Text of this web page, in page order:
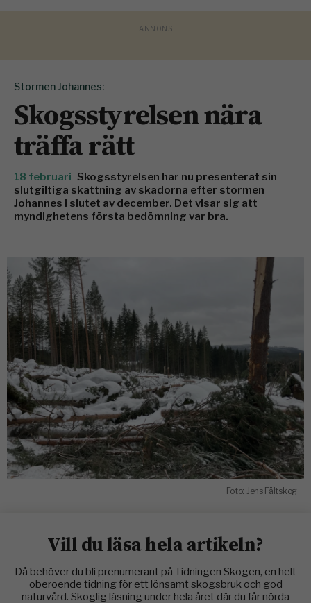
Stormen Johannes:
Skogsstyrelsen nära
träffa rätt
18 februari Skogsstyrelsen har nu presenterat sin
slutgiltiga skattning av skadorna efter stormen
Johannes i slutet av december. Det visar sig att
myndighetens första bedömning var bra.
Foto: Jens Fältskog
Vill du läsa hela artikeln?
Då behöver du bli prenumerant på Tidningen Skogen, en helt
oberoende tidning för ett lönsamt skogsbruk och god
naturvård. Skoglig läsning under hela året där du får nörda